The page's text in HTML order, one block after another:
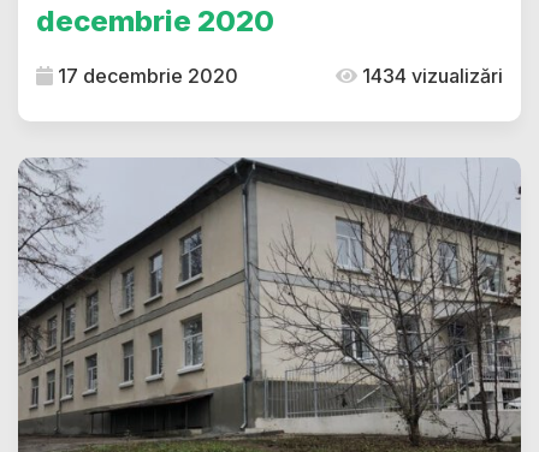
decembrie 2020
17 decembrie 2020 1434 vizualizări